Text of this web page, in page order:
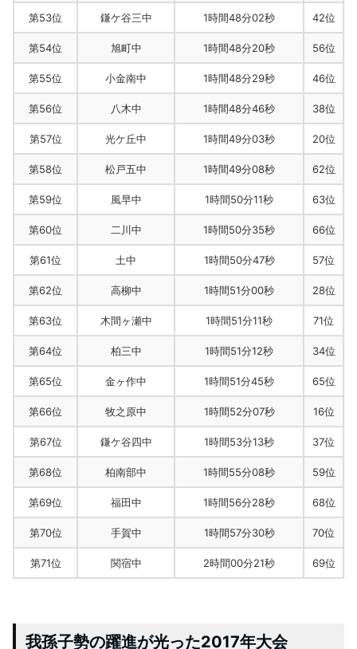
第53位 鎌ケ谷三中 1時間48分02秒 42位
第54位 旭町中 1時間48分20秒 56位
第55位 小金南中 1時間48分29秒 46位
第56位 八木中 1時間48分46秒 38位
第57位 光ケ丘中 1時間49分03秒 20位
第58位 松戸五中 1時間49分08秒 62位
第59位 風早中 1時間50分11秒 63位
第60位 二川中 1時間50分35秒 66位
第61位 土中 1時間50分47秒 57位
第62位 高柳中 1時間51分00秒 28位
第63位 木間ヶ瀬中 1時間51分11秒 71位
第64位 柏三中 1時間51分12秒 34位
第65位 金ヶ作中 1時間51分45秒 65位
第66位 牧之原中 1時間52分07秒 16位
第67位 鎌ケ谷四中 1時間53分13秒 37位
第68位 柏南部中 1時間55分08秒 59位
第69位 福田中 1時間56分28秒 68位
第70位 手賀中 1時間57分30秒 70位
第71位 関宿中 2時間00分21秒 69位
我孫子勢の躍進が光った2017年大会